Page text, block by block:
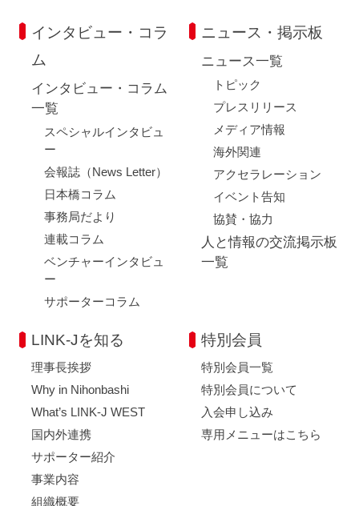
インタビュー・コラ
ム
インタビュー・コラム
一覧
スペシャルインタビュ
ー
会報誌（News Letter）
日本橋コラム
事務局だより
連載コラム
ベンチャーインタビュ
ー
サポーターコラム
ニュース・掲示板
ニュース一覧
トピック
プレスリリース
メディア情報
海外関連
アクセラレーション
イベント告知
協賛・協力
人と情報の交流掲示板
一覧
LINK-Jを知る
理事長挨拶
Why in Nihonbashi
What’s LINK-J WEST
国内外連携
サポーター紹介
事業内容
組織概要
特別会員
特別会員一覧
特別会員について
入会申し込み
専用メニューはこちら